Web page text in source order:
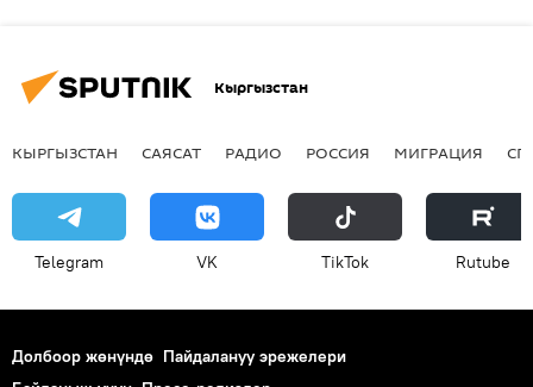
Кыргызстан
КЫРГЫЗСТАН САЯСАТ РАДИО РОССИЯ МИГРАЦИЯ
Telegram VK ТikТоk Rutube
Долбоор жөнүндө Пайдалануу эрежелери